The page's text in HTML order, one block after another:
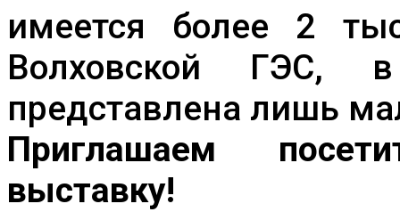
имеется более 2
Волховской ГЭС,
представлена лишь
Приглашаем
выставку!